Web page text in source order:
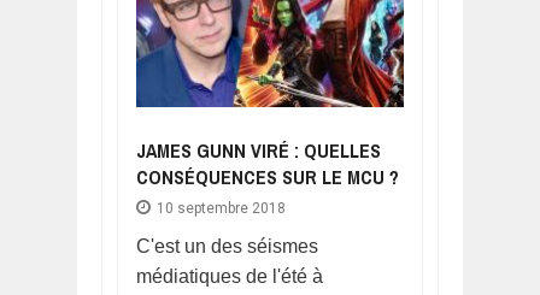
JAMES GUNN VIRÉ : QUELLES
CONSÉQUENCES SUR LE MCU ?
10 septembre 2018
C'est un des séismes
médiatiques de l'été à